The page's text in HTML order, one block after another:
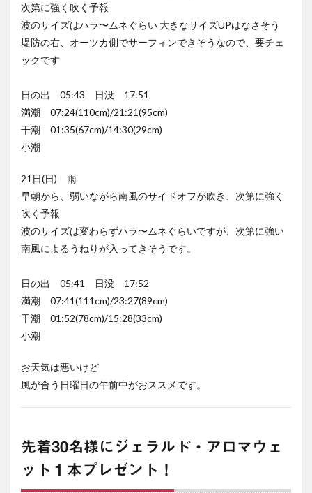
次第に強く吹く予報
波のサイズはハラ〜ムネぐらい 大きなサイズUPはなさそう
堤防の右、オーツカ側でサーフィンできそうなので、要チェ
ックです
日の出 05:43 日没 17:51
満潮 07:24(110cm)/21:21(95cm)
干潮 01:35(67cm)/14:30(29cm)
小潮
21日(日) 雨
早朝から、弱いながら南風のサイドオフが吹き、次第に強く
吹く予報
波のサイズは変わらずハラ〜ムネぐらいですが、次第に強い
南風によるうねりが入ってきそうです。
日の出 05:41 日没 17:52
満潮 07:41(111cm)/23:27(89cm)
干潮 01:52(78cm)/15:28(33cm)
小潮
お天気は悪いけど
風が合う日曜日の午前中がおススメです。
先着30名様にジェラルド・アロマウェ
ット１本プレゼント！